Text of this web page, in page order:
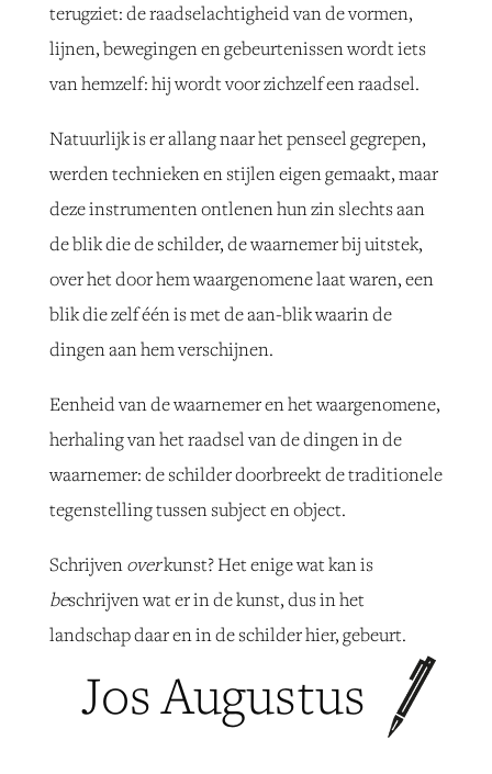
terugziet: de raadselachtigheid van de vormen,
lijnen, bewegingen en gebeurtenissen wordt iets
van hemzelf: hij wordt voor zichzelf een raadsel.
Natuurlijk is er allang naar het penseel gegrepen,
werden technieken en stijlen eigen gemaakt, maar
deze instrumenten ontlenen hun zin slechts aan
de blik die de schilder, de waarnemer bij uitstek,
over het door hem waargenomene laat waren, een
blik die zelf één is met de aan-blik waarin de
dingen aan hem verschijnen.
Eenheid van de waarnemer en het waargenomene,
herhaling van het raadsel van de dingen in de
waarnemer: de schilder doorbreekt de traditionele
tegenstelling tussen subject en object.
Schrijven overkunst? Het enige wat kan is
beschrijven wat er in de kunst, dus in het
landschap daar en in de schilder hier, gebeurt.
Jos Augustus